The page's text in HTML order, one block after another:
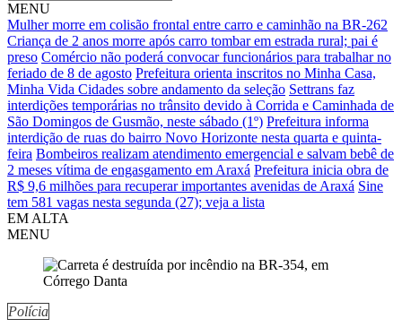
MENU
Mulher morre em colisão frontal entre carro e caminhão na BR-262
Criança de 2 anos morre após carro tombar em estrada rural; pai é
preso Comércio não poderá convocar funcionários para trabalhar no
feriado de 8 de agosto Prefeitura orienta inscritos no Minha Casa,
Minha Vida Cidades sobre andamento da seleção Settrans faz
interdições temporárias no trânsito devido à Corrida e Caminhada de
São Domingos de Gusmão, neste sábado (1º) Prefeitura informa
interdição de ruas do bairro Novo Horizonte nesta quarta e quinta-
feira Bombeiros realizam atendimento emergencial e salvam bebê de
2 meses vítima de engasgamento em Araxá Prefeitura inicia obra de
R$ 9,6 milhões para recuperar importantes avenidas de Araxá Sine
tem 581 vagas nesta segunda (27); veja a lista
EM ALTA
MENU
Polícia